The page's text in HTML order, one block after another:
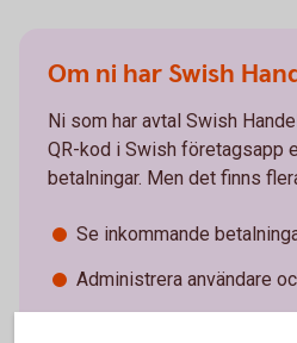
Om ni har Swish
Ni som har avtal Swish
QR-kod i Swish företagsapp
betalningar. Men det finns
Se inkommande
Administrera användare